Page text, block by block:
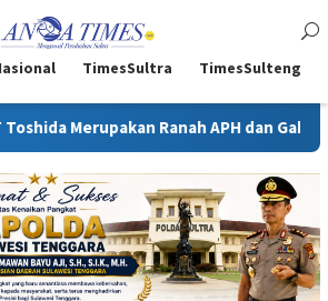
TimesSultra TimesSulteng
APH dan Gakkum ESDM